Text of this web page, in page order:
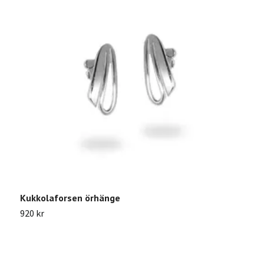
Kukkolaforsen örhänge
920 kr